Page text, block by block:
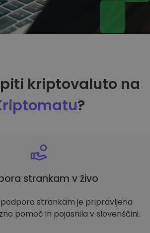
kriptovaluto na
?
strankam v živo
podporo strankam je pripravljena
pomoč in pojasnila v slovenščini.